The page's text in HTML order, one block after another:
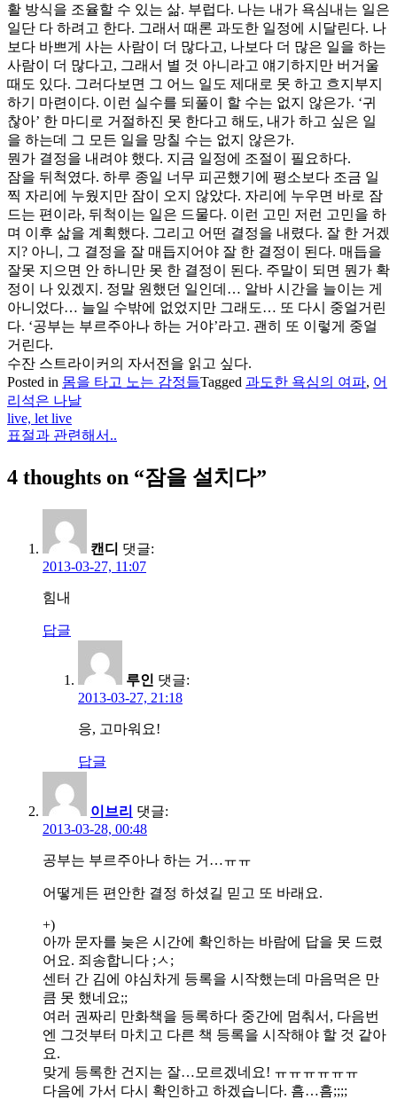
활 방식을 조율할 수 있는 삶. 부럽다. 나는 내가 욕심내는 일은
일단 다 하려고 한다. 그래서 때론 과도한 일정에 시달린다. 나
보다 바쁘게 사는 사람이 더 많다고, 나보다 더 많은 일을 하는
사람이 더 많다고, 그래서 별 것 아니라고 얘기하지만 버거울
때도 있다. 그러다보면 그 어느 일도 제대로 못 하고 흐지부지
하기 마련이다. 이런 실수를 되풀이 할 수는 없지 않은가. ‘귀
찮아’ 한 마디로 거절하진 못 한다고 해도, 내가 하고 싶은 일
을 하는데 그 모든 일을 망칠 수는 없지 않은가.
뭔가 결정을 내려야 했다. 지금 일정에 조절이 필요하다.
잠을 뒤척였다. 하루 종일 너무 피곤했기에 평소보다 조금 일
찍 자리에 누웠지만 잠이 오지 않았다. 자리에 누우면 바로 잠
드는 편이라, 뒤척이는 일은 드물다. 이런 고민 저런 고민을 하
며 이후 삶을 계획했다. 그리고 어떤 결정을 내렸다. 잘 한 거겠
지? 아니, 그 결정을 잘 매듭지어야 잘 한 결정이 된다. 매듭을
잘못 지으면 안 하니만 못 한 결정이 된다. 주말이 되면 뭔가 확
정이 나 있겠지. 정말 원했던 일인데… 알바 시간을 늘이는 게
아니었다… 늘일 수밖에 없었지만 그래도… 또 다시 중얼거린
다. ‘공부는 부르주아나 하는 거야’라고. 괜히 또 이렇게 중얼
거린다.
수잔 스트라이커의 자서전을 읽고 싶다.
Posted in 몸을 타고 노는 감정들Tagged 과도한 욕심의 여파, 어
리석은 나날
글
색
live, let live
표절과 관련해서..
4 thoughts on “잠을 설치다”
캔디 댓글:
2013-03-27, 11:07
힘내
답글
루인 댓글:
2013-03-27, 21:18
응, 고마워요!
답글
이브리 댓글:
2013-03-28, 00:48
공부는 부르주아나 하는 거…ㅠㅠ
어떻게든 편안한 결정 하셨길 믿고 또 바래요.
+)
아까 문자를 늦은 시간에 확인하는 바람에 답을 못 드렸
어요. 죄송합니다 ;ㅅ;
센터 간 김에 야심차게 등록을 시작했는데 마음먹은 만
큼 못 했네요;;
여러 권짜리 만화책을 등록하다 중간에 멈춰서, 다음번
엔 그것부터 마치고 다른 책 등록을 시작해야 할 것 같아
요.
맞게 등록한 건지는 잘…모르겠네요! ㅠㅠㅠㅠㅠㅠ
다음에 가서 다시 확인하고 하겠습니다. 흠…흠;;;;